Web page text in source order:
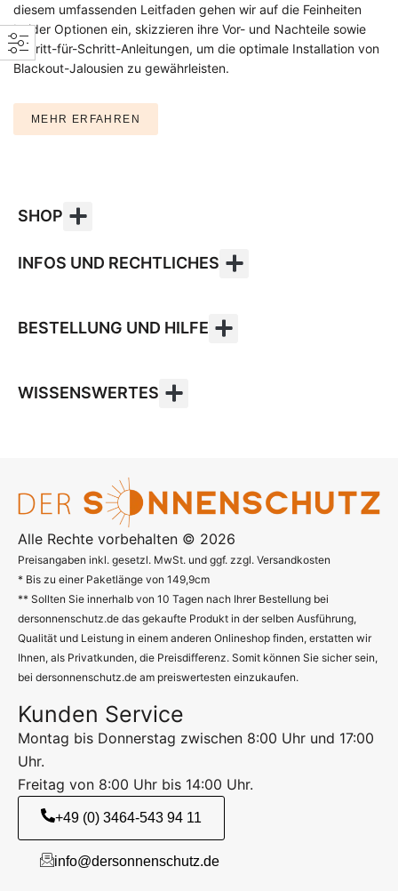
diesem umfassenden Leitfaden gehen wir auf die Feinheiten
beider Optionen ein, skizzieren ihre Vor- und Nachteile sowie
Schritt-für-Schritt-Anleitungen, um die optimale Installation von
Blackout-Jalousien zu gewährleisten.
MEHR ERFAHREN
SHOP
INFOS UND RECHTLICHES
BESTELLUNG UND HILFE
WISSENSWERTES
Alle Rechte vorbehalten © 2026
Preisangaben inkl. gesetzl. MwSt. und ggf. zzgl. Versandkosten
* Bis zu einer Paketlänge von 149,9cm
** Sollten Sie innerhalb von 10 Tagen nach Ihrer Bestellung bei
dersonnenschutz.de das gekaufte Produkt in der selben Ausführung,
Qualität und Leistung in einem anderen Onlineshop finden, erstatten wir
Ihnen, als Privatkunden, die Preisdifferenz. Somit können Sie sicher sein,
bei dersonnenschutz.de am preiswertesten einzukaufen.
Kunden Service
Montag bis Donnerstag zwischen 8:00 Uhr und 17:00
Uhr.
Freitag von 8:00 Uhr bis 14:00 Uhr.
+49 (0) 3464-543 94 11
info@dersonnenschutz.de